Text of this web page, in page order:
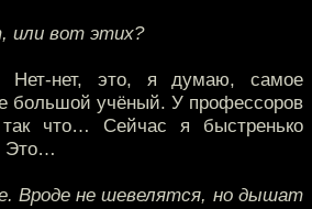
или вот этих?
Нет-нет, это, я думаю, самое
большой учёный. У профессоров
что… Сейчас я быстренько
Это…
Вроде не шевелятся, но дышат